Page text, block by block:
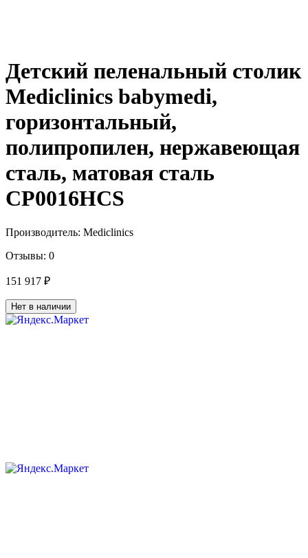
Детский пеленальный столик
Mediclinics babymedi,
горизонтальный,
полипропилен, нержавеющая
сталь, матовая сталь
CP0016HCS
Производитель: Mediclinics
Отзывы: 0
151 917 ₽
Нет в наличии